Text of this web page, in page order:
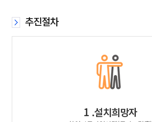
추진절차
1 .설치희망자